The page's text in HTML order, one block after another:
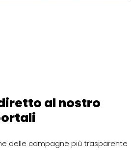
al nostro
delle campagne più trasparente